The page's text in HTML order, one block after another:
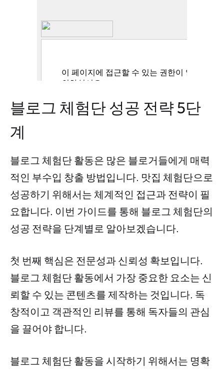
블로그 체험단 성공 전략 5단
계
블로그 체험단 활동은 많은 블로거들에게 매력
적인 부수입 창출 방법입니다. 맛집 체험단으로
성공하기 위해서는 체계적인 접근과 전략이 필
요합니다. 이번 가이드를 통해 블로그 체험단의
성공 전략을 단계별로 알아보겠습니다.
첫 번째 핵심은 전문성과 신뢰성 확보입니다.
블로그 체험단 활동에서 가장 중요한 요소는 신
뢰할 수 있는 콘텐츠를 제작하는 것입니다. 독
창적이고 객관적인 리뷰를 통해 독자들의 관심
을 끌어야 합니다.
블로그 체험단 활동을 시작하기 위해서는 명확